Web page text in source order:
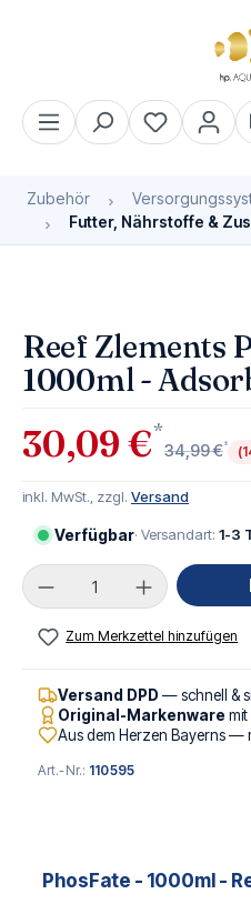
Zubehör
Futter, Nährstoffe &
Reef Zlements
1000ml -
30,09 €*
34,99 €*
inkl. MwSt., zzgl. Versand
Verfügbar· Versandart: 1-3
Produkt Anzahl: Gib
Zum Merkzettel hinzufügen
Versand DPD — schnell &
Original-Markenware
Aus dem Herzen Bayerns —
Art.-Nr.: 110595
PhosFate - 1000ml -